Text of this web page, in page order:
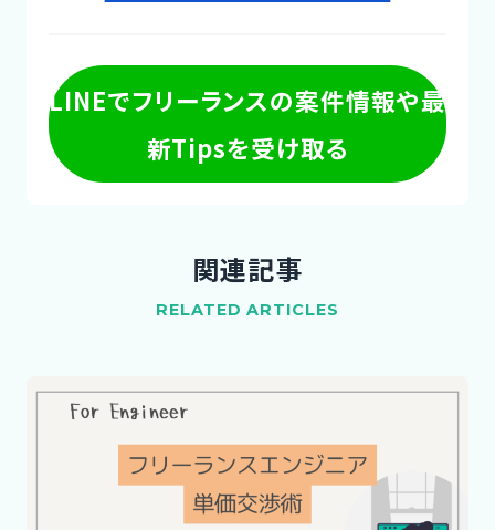
LINEでフリーランスの案件情報や最
新Tipsを受け取る
関連記事
RELATED ARTICLES